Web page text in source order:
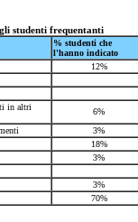
studenti frequentanti
% studenti che
l'hanno indicato
12%
in altri
6%
3%
18%
3%
3%
70%